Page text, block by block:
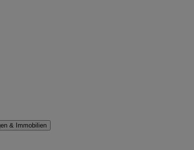
& Immobilien